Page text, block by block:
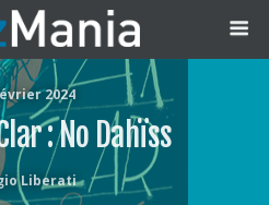
2024
: No Dahïss
Liberati